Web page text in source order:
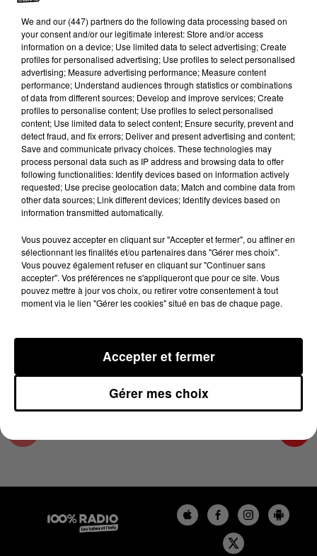
Lecture (1 min 14 sec)
100%
100% Radio l'agenda de l'Ariege
19 septembre 2025 - 1 min 14 sec
L'AGENDA DE L'ARIEGE DU 19/09/2025 À
10H36
L'agenda de l'Ariege
We and our (447) partnersdo the following data processing based on
your consent and/or our legitimate interest: Store and/or access
information on a device; Use limited data to select advertising; Create
profiles for personalised advertising; Use profiles to select personalised
advertising; Measure advertising performance; Measure content
performance; Understand audiences through statistics or combinations
of data from different sources; Develop and improve services; Create
profiles to personalise content; Use profiles to select personalised
content; Use limited data to select content; Ensure security, prevent and
detect fraud, and fix errors; Deliver and present advertising and content;
Save and communicate privacy choices. These technologies may
process personal data such as IP address and browsing data to offer
following functionalities: Identify devices based on information actively
requested; Use precise geolocation data; Match and combine data from
other data sources; Link different devices; Identify devices based on
information transmitted automatically.
Vous pouvez accepter en cliquant sur "Accepter et fermer", ou affiner en
sélectionnant les finalités et/ou partenaires dans "Gérer mes choix".
Vous pouvez également refuser en cliquant sur "Continuer sans
accepter". Vos préférences ne s'appliqueront que pour ce site. Vous
pouvez mettre à jour vos choix, ou retirer votre consentement à tout
moment via le lien "Gérer les cookies" situé en bas de chaque page.
Gérer mes choix
Accepter et fermer